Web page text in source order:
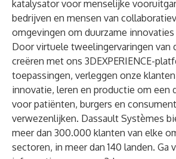
katalysator voor menselijke
bedrijven en mensen van
omgevingen om duurzame
Door virtuele tweelingervaringen van
creëren met ons 3DEXPERIENCE-
toepassingen, verleggen onze
innovatie, leren en productie om een
voor patiënten, burgers en
verwezenlijken. Dassault Systèmes
meer dan 300.000 klanten van elke
sectoren, in meer dan 140 landen. Ga